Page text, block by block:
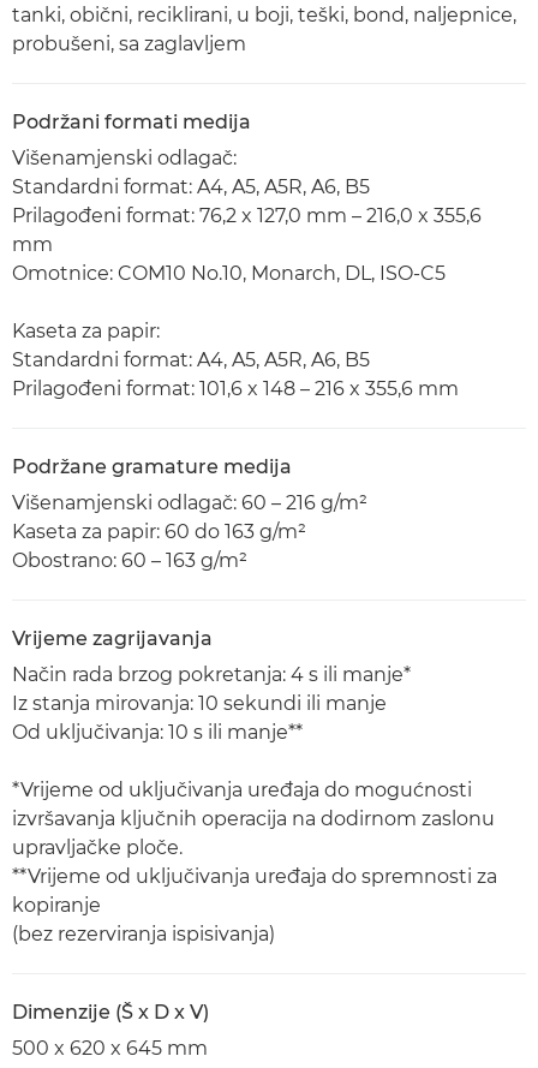
tanki, obični, reciklirani, u boji, teški, bond, naljepnice,
probušeni, sa zaglavljem
Podržani formati medija
Višenamjenski odlagač:
Standardni format: A4, A5, A5R, A6, B5
Prilagođeni format: 76,2 x 127,0 mm – 216,0 x 355,6
mm
Omotnice: COM10 No.10, Monarch, DL, ISO-C5
Kaseta za papir:
Standardni format: A4, A5, A5R, A6, B5
Prilagođeni format: 101,6 x 148 – 216 x 355,6 mm
Podržane gramature medija
Višenamjenski odlagač: 60 – 216 g/m²
Kaseta za papir: 60 do 163 g/m²
Obostrano: 60 – 163 g/m²
Vrijeme zagrijavanja
Način rada brzog pokretanja: 4 s ili manje*
Iz stanja mirovanja: 10 sekundi ili manje
Od uključivanja: 10 s ili manje**
*Vrijeme od uključivanja uređaja do mogućnosti
izvršavanja ključnih operacija na dodirnom zaslonu
upravljačke ploče.
**Vrijeme od uključivanja uređaja do spremnosti za
kopiranje
(bez rezerviranja ispisivanja)
Dimenzije (Š x D x V)
500 x 620 x 645 mm